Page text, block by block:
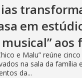
em
aos
e Malu” reúne
na sala da família
da...